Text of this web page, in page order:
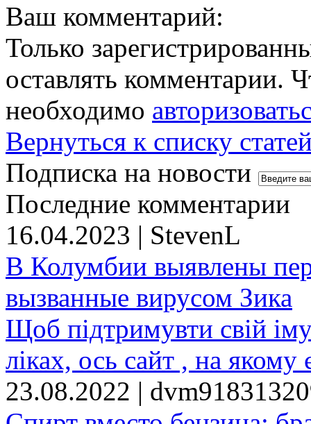
Ваш комментарий:
Только
оставлять комментарии.
необходимо
Вернуться к списку
Подписка на новости
Последние комментарии
16.04.2023 | StevenL
В Колумбии выявлены
вызванные вирусом Зика
Щоб підтримувти свій
ліках, ось сайт , на якому
23.08.2022 |